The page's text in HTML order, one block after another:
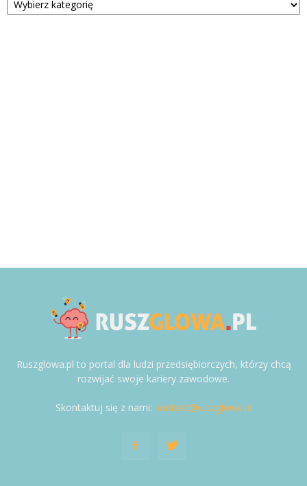
Ruszglowa.pl to portal dla ludzi przedsiębiorczych, którzy chcą
rozwijać swoje kariery zawodowe.
Skontaktuj się z nami: kontakt@ruszglowa.pl